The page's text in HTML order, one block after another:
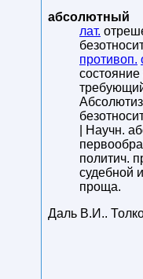
абсолютный
лат.
противоп.
| Научн.
политич.
судебной
проща.
Даль В.И..